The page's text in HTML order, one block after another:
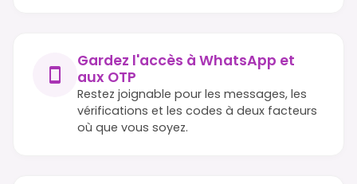
Gardez l'accès à WhatsApp et
aux OTP
Restez joignable pour les messages, les
vérifications et les codes à deux facteurs
où que vous soyez.